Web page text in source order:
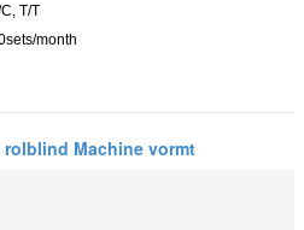
T/T
month
Machine vormt